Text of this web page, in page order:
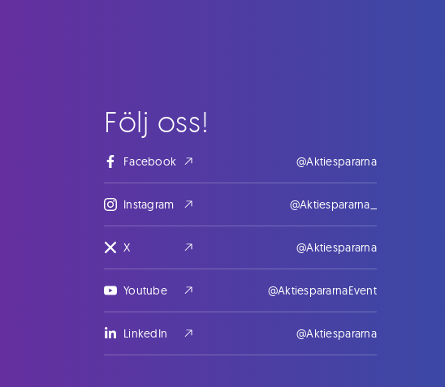
Följ oss!
Facebook @Aktiespararna
Instagram @Aktiespararna_
X @Aktiespararna
Youtube @AktiespararnaEvent
LinkedIn @Aktiespararna